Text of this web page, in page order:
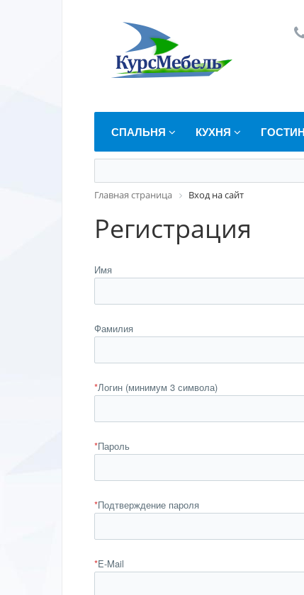
СПАЛЬНЯ КУХНЯ
Главная страница Вход на сайт
Регистрация
Имя
Фамилия
*Логин (минимум 3 символа)
*Пароль
*Подтверждение пароля
*E-Mail